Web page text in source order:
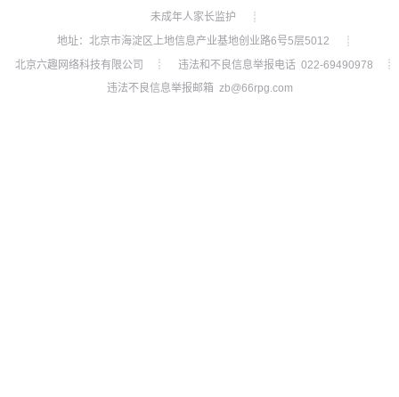
未成年人家长监护
┊
地址：北京市海淀区上地信息产业基地创业路6号5层5012
┊
北京六趣网络科技有限公司
┊ 违法和不良信息举报电话 022-69490978
┊
违法不良信息举报邮箱 zb@66rpg.com